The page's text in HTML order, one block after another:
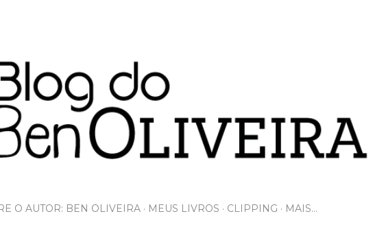
O AUTOR: BEN OLIVEIRA MEUS LIVROS CLIPPING MAIS…